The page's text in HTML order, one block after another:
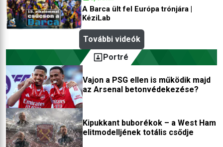
A Barca ült fel Európa trónjára |
KéziLab
További videók
Portré
Vajon a PSG ellen is működik majd
az Arsenal betonvédekezése?
Kipukkant buborékok – a West Ham
elitmodelljének totális csődje